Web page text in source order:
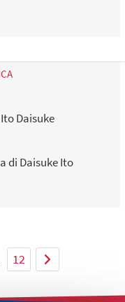
Daisuke
di Daisuke Ito
12